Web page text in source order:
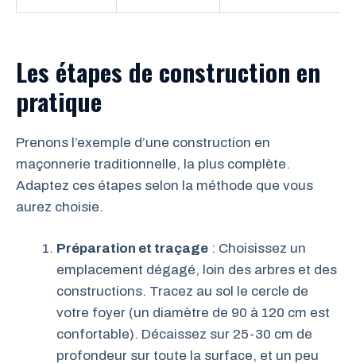
Les étapes de construction en
pratique
Prenons l’exemple d’une construction en
maçonnerie traditionnelle, la plus complète.
Adaptez ces étapes selon la méthode que vous
aurez choisie.
Préparation et traçage : Choisissez un
emplacement dégagé, loin des arbres et des
constructions. Tracez au sol le cercle de
votre foyer (un diamètre de 90 à 120 cm est
confortable). Décaissez sur 25-30 cm de
profondeur sur toute la surface, et un peu